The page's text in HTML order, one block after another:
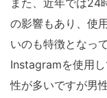
また、近年では24
の影響もあり、使
いのも特徴となっ
Instagramを使用
性が多いですが男